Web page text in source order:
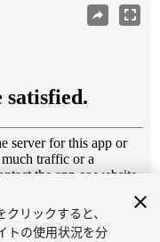
リックすると、
トの使用状況を分